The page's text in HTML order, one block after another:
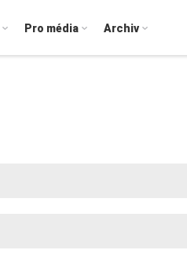
Pro média Archiv